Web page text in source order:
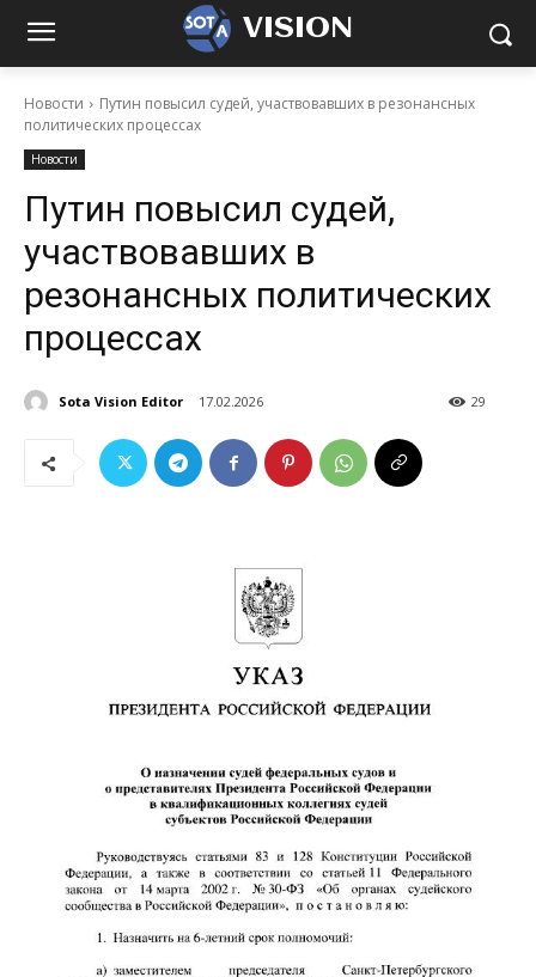
VISION
Новости
Путин повысил судей, участвовавших в резонансных
политических процессах
Новости
Путин повысил судей,
участвовавших в
резонансных политических
процессах
Sota Vision Editor 17.02.2026 29